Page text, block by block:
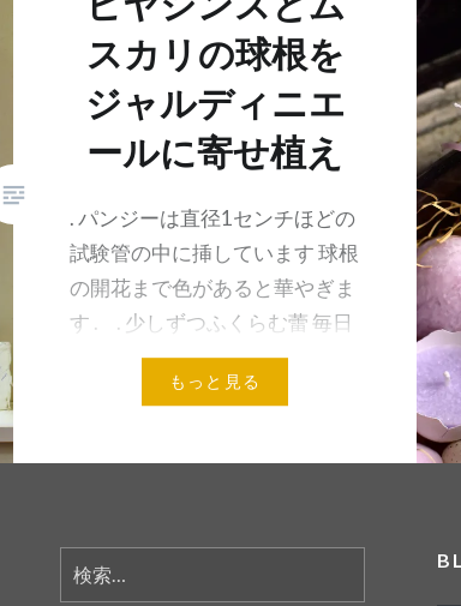
スカリの球根を
ジャルディニエ
ールに寄せ植え
. パンジーは直径1センチほどの
試験管の中に挿しています 球根
の開花まで色があると華やぎま
す . . 少しずつふくらむ蕾 毎日
のお楽しみ 甘い香りも楽しみ .
スノードロップSNOWDROP
もっと見る
索: